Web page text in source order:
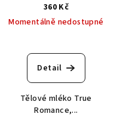
360 Kč
Momentálně nedostupné
Detail
Tělové mléko True
Romance,...